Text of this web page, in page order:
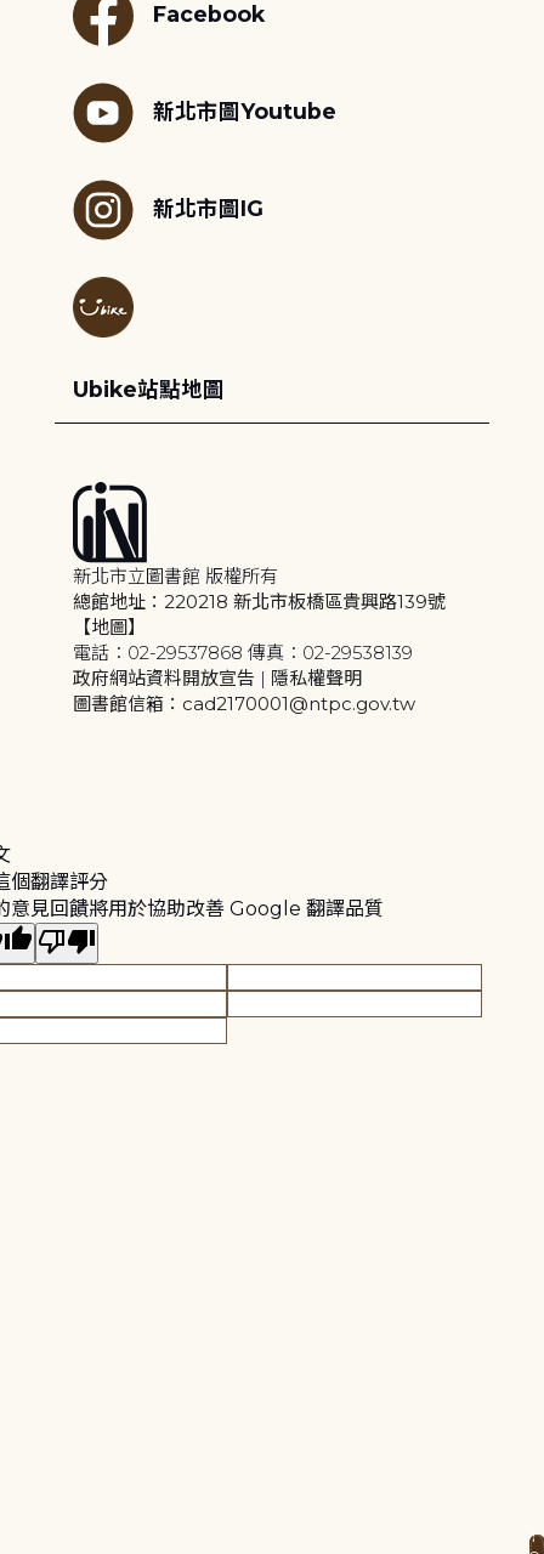
Facebook
新北市圖Youtube
新北市圖IG
Ubike站點地圖
新北市立圖書館 版權所有
總館地址：220218 新北市板橋區貴興路139號
【地圖】
電話：02-29537868 傳真：02-29538139
政府網站資料開放宣告 | 隱私權聲明
圖書館信箱：cad2170001@ntpc.gov.tw
個翻譯評分
意見回饋將用於協助改善 Google 翻譯品質